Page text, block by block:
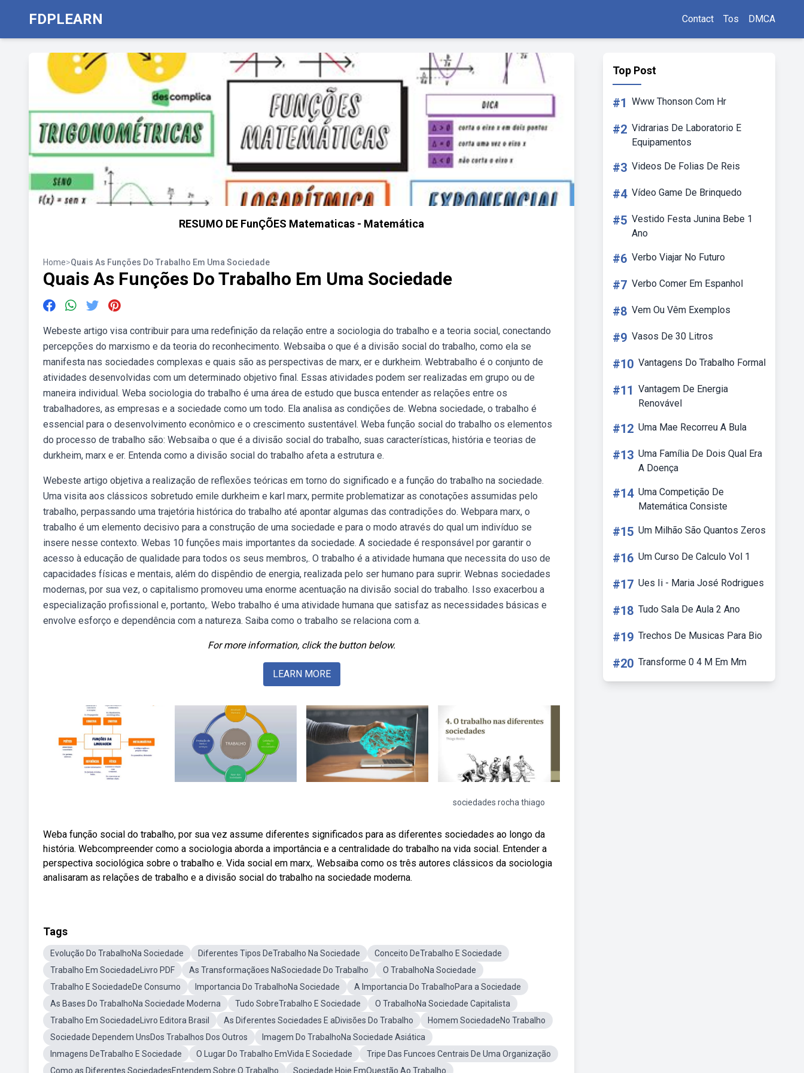
FDPLEARN Contact Tos DMCA
RESUMO DE FunÇÕES Matematicas - Matemática
Home>Quais As Funções Do Trabalho Em Uma Sociedade
Quais As Funções Do Trabalho Em Uma Sociedade
Webeste artigo visa contribuir para uma redefinição da relação entre a sociologia do trabalho e a teoria social, conectando
percepções do marxismo e da teoria do reconhecimento. Websaiba o que é a divisão social do trabalho, como ela se
manifesta nas sociedades complexas e quais são as perspectivas de marx, er e durkheim. Webtrabalho é o conjunto de
atividades desenvolvidas com um determinado objetivo final. Essas atividades podem ser realizadas em grupo ou de
maneira individual. Weba sociologia do trabalho é uma área de estudo que busca entender as relações entre os
trabalhadores, as empresas e a sociedade como um todo. Ela analisa as condições de. Webna sociedade, o trabalho é
essencial para o desenvolvimento econômico e o crescimento sustentável. Weba função social do trabalho os elementos
do processo de trabalho são: Websaiba o que é a divisão social do trabalho, suas características, história e teorias de
durkheim, marx e er. Entenda como a divisão social do trabalho afeta a estrutura e.
Webeste artigo objetiva a realização de reflexões teóricas em torno do significado e a função do trabalho na sociedade.
Uma visita aos clássicos sobretudo emile durkheim e karl marx, permite problematizar as conotações assumidas pelo
trabalho, perpassando uma trajetória histórica do trabalho até apontar algumas das contradições do. Webpara marx, o
trabalho é um elemento decisivo para a construção de uma sociedade e para o modo através do qual um indivíduo se
insere nesse contexto. Webas 10 funções mais importantes da sociedade. A sociedade é responsável por garantir o
acesso à educação de qualidade para todos os seus membros,. O trabalho é a atividade humana que necessita do uso de
capacidades físicas e mentais, além do dispêndio de energia, realizada pelo ser humano para suprir. Webnas sociedades
modernas, por sua vez, o capitalismo promoveu uma enorme acentuação na divisão social do trabalho. Isso exacerbou a
especialização profissional e, portanto,. Webo trabalho é uma atividade humana que satisfaz as necessidades básicas e
envolve esforço e dependência com a natureza. Saiba como o trabalho se relaciona com a.
For more information, click the button below.
LEARN MORE
sociedades rocha thiago
Weba função social do trabalho, por sua vez assume diferentes significados para as diferentes sociedades ao longo da
história. Webcompreender como a sociologia aborda a importância e a centralidade do trabalho na vida social. Entender a
perspectiva sociológica sobre o trabalho e. Vida social em marx,. Websaiba como os três autores clássicos da sociologia
analisaram as relações de trabalho e a divisão social do trabalho na sociedade moderna.
Tags
Evolução Do TrabalhoNa Sociedade Diferentes Tipos DeTrabalho Na Sociedade
Conceito DeTrabalho E Sociedade
Trabalho Em SociedadeLivro PDF
As Transformaçãoes NaSociedade Do Trabalho
O TrabalhoNa Sociedade
Trabalho E SociedadeDe Consumo
Importancia Do TrabalhoNa Sociedade
A Importancia Do TrabalhoPara a Sociedade
As Bases Do TrabalhoNa Sociedade Moderna
Tudo SobreTrabalho E Sociedade
O TrabalhoNa Sociedade Capitalista
Trabalho Em SociedadeLivro Editora Brasil
As Diferentes Sociedades E aDivisões Do Trabalho
Homem SociedadeNo Trabalho
Sociedade Dependem UnsDos Trabalhos Dos Outros
Imagem Do TrabalhoNa Sociedade Asiática
Inmagens DeTrabalho E Sociedade
O Lugar Do Trabalho EmVida E Sociedade
Tripe Das Funcoes Centrais De Uma Organização
Como as Diferentes SociedadesEntendem Sobre O Trabalho
Sociedade Hoje EmQuestão Ao Trabalho
Top Post
#1 Www Thonson Com Hr
#2 Vidrarias De Laboratorio E
Equipamentos
#3 Videos De Folias De Reis
#4 Vídeo Game De Brinquedo
#5 Vestido Festa Junina Bebe 1
Ano
#6 Verbo Viajar No Futuro
#7 Verbo Comer Em Espanhol
#8 Vem Ou Vêm Exemplos
#9 Vasos De 30 Litros
#10 Vantagens Do Trabalho Formal
#11 Vantagem De Energia
Renovável
#12 Uma Mae Recorreu A Bula
#13 Uma Família De Dois Qual Era
A Doença
#14 Uma Competição De
Matemática Consiste
#15 Um Milhão São Quantos Zeros
#16 Um Curso De Calculo Vol 1
#17 Ues Ii - Maria José Rodrigues
#18 Tudo Sala De Aula 2 Ano
#19 Trechos De Musicas Para Bio
#20 Transforme 0 4 M Em Mm